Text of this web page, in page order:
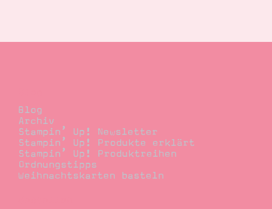
Blog
Archiv
Stampin’ Up! Newsletter
Stampin’ Up! Produkte erklärt
Stampin’ Up! Produktreihen
Ordnungstipps
Weihnachtskarten basteln